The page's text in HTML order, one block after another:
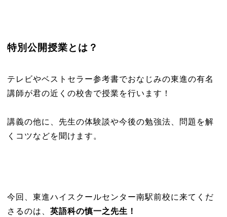
特別公開授業とは？
テレビやベストセラー参考書でおなじみの東進の有名
講師が君の近くの校舎で授業を行います！
講義の他に、先生の体験談や今後の勉強法、問題を解
くコツなどを聞けます。
今回、東進ハイスクールセンター南駅前校に来てくだ
さるのは、 英語科の慎一之先生！